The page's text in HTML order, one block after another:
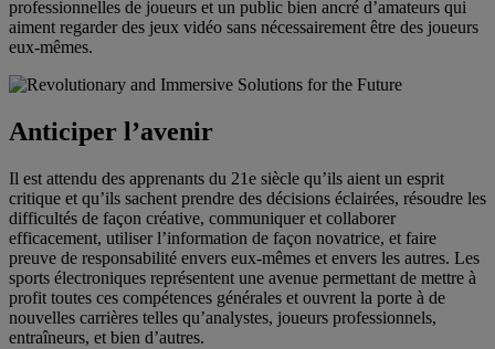
professionnelles de joueurs et un public bien ancré d’amateurs qui
aiment regarder des jeux vidéo sans nécessairement être des joueurs
eux-mêmes.
Anticiper l’avenir
Il est attendu des apprenants du 21e siècle qu’ils aient un esprit
critique et qu’ils sachent prendre des décisions éclairées, résoudre les
difficultés de façon créative, communiquer et collaborer
efficacement, utiliser l’information de façon novatrice, et faire
preuve de responsabilité envers eux-mêmes et envers les autres. Les
sports électroniques représentent une avenue permettant de mettre à
profit toutes ces compétences générales et ouvrent la porte à de
nouvelles carrières telles qu’analystes, joueurs professionnels,
entraîneurs, et bien d’autres.